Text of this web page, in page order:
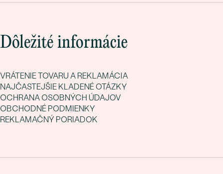
Dôležité informácie
VRÁTENIE TOVARU A REKLAMÁCIA
NAJČASTEJŠIE KLADENÉ OTÁZKY
OCHRANA OSOBNÝCH ÚDAJOV
OBCHODNÉ PODMIENKY
REKLAMAČNÝ PORIADOK